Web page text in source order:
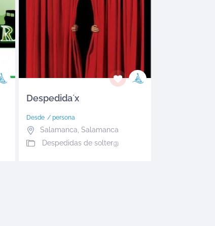
Despedida´x
Desde / persona
Salamanca, Salamanca
Despedidas de solter@